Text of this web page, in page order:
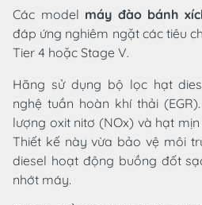
Các model máy đào bánh
đáp ứng nghiêm ngặt các tiêu
Tier 4 hoặc Stage V.
Hãng sử dụng bộ lọc hạt
nghệ tuần hoàn khí thải
lượng oxit nitơ (NOx) và hạt
Thiết kế này vừa bảo vệ môi
diesel hoạt động buồng đốt
nhớt máy.